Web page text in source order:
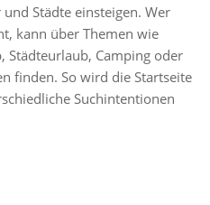
Städte einsteigen. Wer
kann über Themen wie
Städteurlaub, Camping oder
finden. So wird die Startseite
Suchintentionen